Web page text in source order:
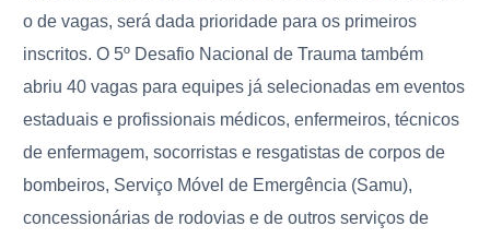
o de vagas, será dada prioridade para os primeiros
inscritos. O 5º Desafio Nacional de Trauma também
abriu 40 vagas para equipes já selecionadas em eventos
estaduais e profissionais médicos, enfermeiros, técnicos
de enfermagem, socorristas e resgatistas de corpos de
bombeiros, Serviço Móvel de Emergência (Samu),
concessionárias de rodovias e de outros serviços de